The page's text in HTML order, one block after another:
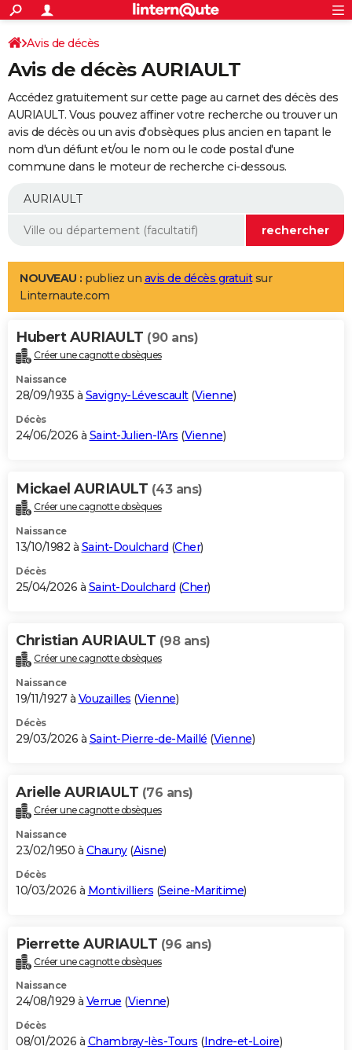
ACTUALITÉS
Politique
Société
Faits Divers
Education
Monde
Villes
+
SPORT
Coupe du monde 2026
Football
Tennis
Cyclisme
Rugby
Forum
Programme TV
TNT
Streaming
Cinéma
Sorties cinéma
Musique
+
FINANCE
Retraite
Epargne
Immobilier
Risques naturels par ville
Banque
Assurance
AUTO
Essais
Réserver un essai
Citadines
Berlines
SUV
Forum auto
+
Mobiles
Meilleur smartphone
Internet
Ordinateurs
Jeux vidéo
Guide high-tech
Aménagement intérieur
LIFESTYLE
Art de vivre
Bien-être
Loisirs
Mode
Modes de vie
Alimentation
Guide de la santé
Maladies
Médicaments
Sommeil
VOYAGE
Destinations
City break
Voyage nature
Voyage de noces
Forum
Climat
+PHOTO
GUIDES D'ACHAT
BONS PLANS
Carte de Noël
Carte Bonne année
Carte Saint-Valentin
Carte Pâques
Carte d'anniversaire
DICTIONNAIRE
Dictionnaire
Biographies
Citations
Expressions
Proverbes
PROGRAMME TV
S'inscrire
Se connecter
Lycées
Collèges
Primaires
Universités
Entreprises
Service militaire
Avis de recherche
AVIS DE DÉCÈS
Bricolage
Lifestyle
Culture
Sport
Auto
Television
Voyage
Cinema
Avis de décès
Avis de décès AURIAULT
Accédez gratuitement sur cette page au carnet des décès des
AURIAULT. Vous pouvez affiner votre recherche ou trouver un
avis de décès ou un avis d'obsèques plus ancien en tapant le
nom d'un défunt et/ou le nom ou le code postal d'une
commune dans le moteur de recherche ci-dessous.
NOUVEAU : publiez un avis de décès gratuitsur
Linternaute.com
Hubert AURIAULT (90 ans)
Créer une cagnotte obsèques
Naissance
28/09/1935 à Savigny-Lévescault(Vienne)
Décès
24/06/2026 à Saint-Julien-l'Ars (Vienne)
Mickael AURIAULT (43 ans)
Créer une cagnotte obsèques
Naissance
13/10/1982 à Saint-Doulchard (Cher)
Décès
25/04/2026 à Saint-Doulchard (Cher)
Christian AURIAULT (98 ans)
Créer une cagnotte obsèques
Naissance
19/11/1927 à Vouzailles (Vienne)
Décès
29/03/2026 à Saint-Pierre-de-Maillé (Vienne)
Arielle AURIAULT (76 ans)
Créer une cagnotte obsèques
Naissance
23/02/1950 à Chauny(Aisne)
Décès
10/03/2026 à Montivilliers (Seine-Maritime)
Pierrette AURIAULT (96 ans)
Créer une cagnotte obsèques
Naissance
24/08/1929 à Verrue (Vienne)
Décès
08/01/2026 à Chambray-lès-Tours (Indre-et-Loire)